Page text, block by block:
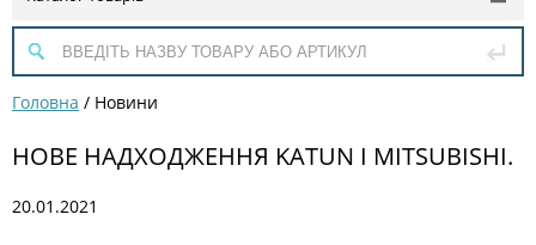
Головна / Новини
НОВЕ НАДХОДЖЕННЯ KATUN І MITSUBISHI.
20.01.2021